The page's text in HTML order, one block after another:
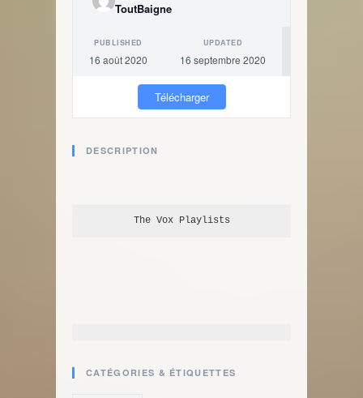
ToutBaigne
PUBLISHED
16 août 2020
UPDATED
16 septembre 2020
Télécharger
DESCRIPTION
The Vox Playlists
CATÉGORIES & ÉTIQUETTES